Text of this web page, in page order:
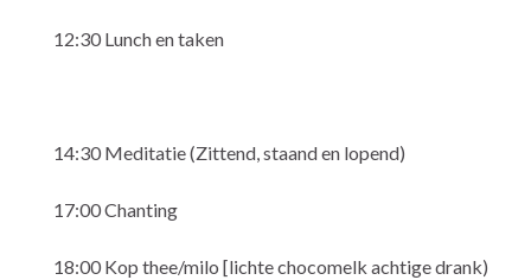
12:30 Lunch en taken
14:30 Meditatie (Zittend, staand en lopend)
17:00 Chanting
18:00 Kop thee/milo [lichte chocomelk achtige drank)